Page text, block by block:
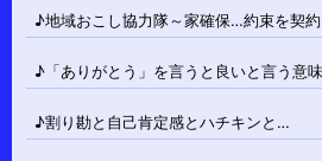
♪地域おこし協力隊～家確保…約束を契
♪「ありがとう」を言うと良いと言う意
♪割り勘と自己肯定感とハチキンと…